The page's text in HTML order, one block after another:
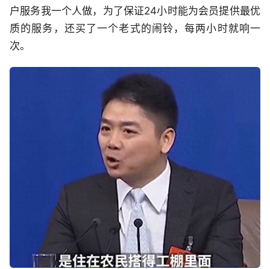
户服务我一个人做，为了保证24小时能为会员提供最优
质的服务，还买了一个老式的闹铃，每两小时就响一
次。